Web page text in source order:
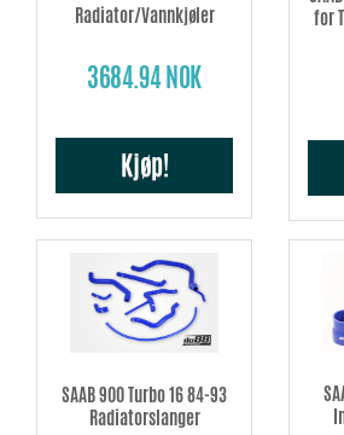
Radiator/Vannkjøler
3684.94 NOK
Kjøp!
for
SAAB 900 Turbo 16 84-93
Radiatorslanger